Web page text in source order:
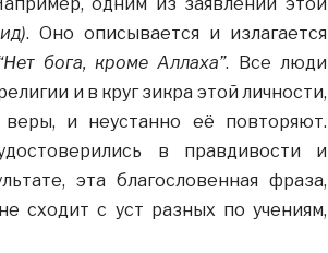
. Оно описывается и излагается
бога, кроме Аллаха”. Все люди
и в круг зикра этой личности,
и неустанно её повторяют.
в правдивости и
эта благословенная фраза,
сходит с уст разных по учениям,